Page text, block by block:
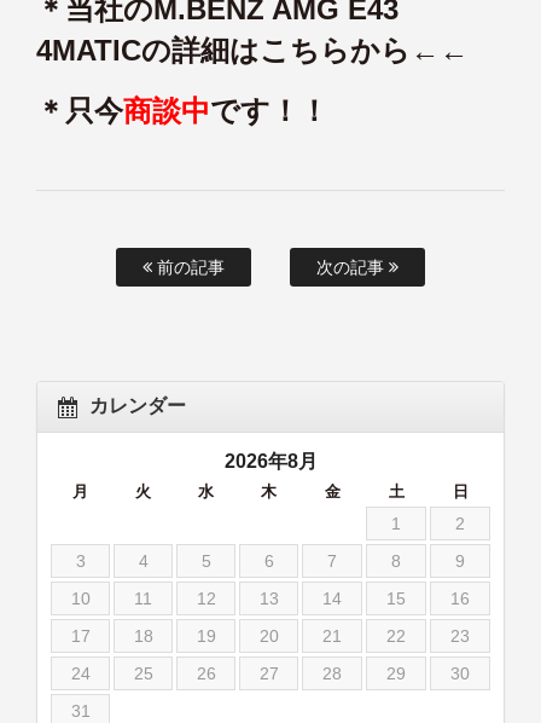
＊当社のM.BENZ AMG E43
4MATICの詳細はこちらから←←
＊只今商談中です！！
前の記事 次の記事
カレンダー
2026年8月
月 火 水 木 金 土 日
1
2
3
4 5 6 7 8
9
10
11 12 13 14 15
16
17
18 19 20 21 22
23
24
25 26 27 28 29
30
31